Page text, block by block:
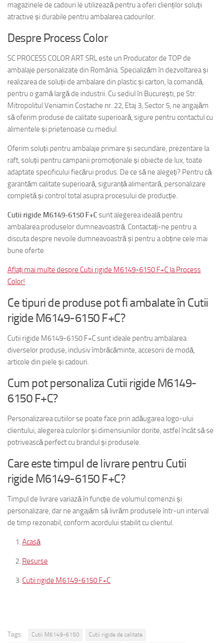
magazinele de cadouri le utilizează pentru a oferi clienților soluții
atractive și durabile pentru ambalarea cadourilor.
Despre Process Color
SC PROCESS COLOR ART SRL este un Producator de TOP de
ambalaje personalizate din România. Specializăm în dezvoltarea și
realizarea de soluții de ambalare din plastic și carton, la comandă,
pentru o gamă largă de industrii. Cu sediul în București, pe Str.
Mitropolitul Veniamin Costache nr. 22, Etaj 3, Sector 5, ne angajăm
să oferim produse de calitate superioară, sigure pentru contactul cu
alimentele și prietenoase cu mediul.
Oferim soluții pentru ambalaje primare și secundare, prezentare la
raft, soluții pentru campanii promoționale și obiecte de lux, toate
adaptate specificului fiecărui produs. De ce să ne alegeți? Pentru că
garantăm calitate superioară, siguranță alimentară, personalizare
completă și control total asupra procesului de producție.
Cutii rigide M6149-6150 F+Csunt alegerea ideală pentru
ambalarea produselor dumneavoastră. Contactați-ne pentru a
discuta despre nevoile dumneavoastră și pentru a obține cele mai
bune oferte.
Aflați mai multe despre Cutii rigide M6149-6150 F+C la Process
Color!
Ce tipuri de produse pot fi ambalate în Cutii
rigide M6149-6150 F+C?
Cutii rigide M6149-6150 F+C sunt ideale pentru ambalarea
diverselor produse, inclusiv îmbrăcăminte, accesorii de modă,
articole din piele și cadouri.
Cum pot personaliza Cutii rigide M6149-
6150 F+C?
Personalizarea cutiilor se poate face prin adăugarea logo-ului
clientului, alegerea culorilor și dimensiunilor dorite, astfel încât să se
potrivească perfect cu brandul și produsele.
Care este timpul de livrare pentru Cutii
rigide M6149-6150 F+C?
Timpul de livrare variază în funcție de volumul comenzii și
personalizare, dar ne angajăm să livrăm produsele într-un interval
de timp rezonabil, conform acordului stabilit cu clientul.
Acasă
Resurse
Cutii rigide M6149-6150 F+C
Tags: Cutii M6149-6150 Cutii rigide de calitate